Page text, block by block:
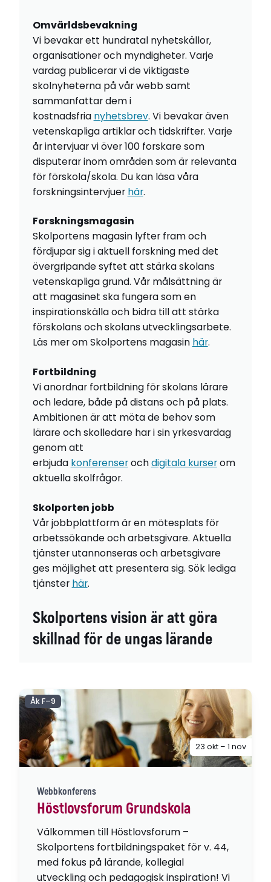
Omvärldsbevakning
Vi bevakar ett hundratal nyhetskällor,
organisationer och myndigheter. Varje
vardag publicerar vi de viktigaste
skolnyheterna på vår webb samt
sammanfattar dem i
kostnadsfria nyhetsbrev. Vi bevakar även
vetenskapliga artiklar och tidskrifter. Varje
år intervjuar vi över 100 forskare som
disputerar inom områden som är relevanta
för förskola/skola. Du kan läsa våra
forskningsintervjuer här.
Forskningsmagasin
Skolportens magasin lyfter fram och
fördjupar sig i aktuell forskning med det
övergripande syftet att stärka skolans
vetenskapliga grund. Vår målsättning är
att magasinet ska fungera som en
inspirationskälla och bidra till att stärka
förskolans och skolans utvecklingsarbete.
Läs mer om Skolportens magasin här.
Fortbildning
Vi anordnar fortbildning för skolans lärare
och ledare, både på distans och på plats.
Ambitionen är att möta de behov som
lärare och skolledare har i sin yrkesvardag
genom att
erbjuda konferenserochdigitala kurserom
aktuella skolfrågor.
Skolporten jobb
Vår jobbplattform är en mötesplats för
arbetssökande och arbetsgivare. Aktuella
tjänster utannonseras och arbetsgivare
ges möjlighet att presentera sig. Sök lediga
tjänster här.
Skolportens vision är att göra
skillnad för de ungas lärande
Webbkonferens
Höstlovsforum Grundskola
Välkommen till Höstlovsforum –
Skolportens fortbildningspaket för v. 44,
med fokus på lärande, kollegial
utveckling och pedagogisk inspiration! Vi
Åk F–9
23 okt – 1 nov